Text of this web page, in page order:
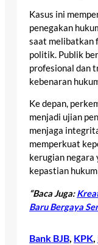
Kasus ini
penegakan
saat melibatkan
politik. Publik
profesional dan
kebenaran
Ke depan,
menjadi ujian
menjaga
memperkuat
kerugian negara
kepastian
“Baca Juga:
Baru Bergaya
Bank BJB, KPK,